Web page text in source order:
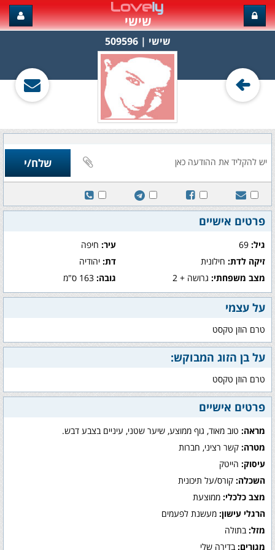
שישי
שישי‏ | 509596
פרטים אישיים
גיל: עיר:חיפה
זיקה לדת: חילונית דת:יהודיה
מצב משפחתי: גרושה + 2 גובה:163 ס"מ
על עצמי
טרם הוזן טקסט
על בן הזוג המבוקש:
טרם הוזן טקסט
פרטים אישיים
מראה: טוב מאוד, גוף ממוצע, שיער שטני, עיניים בצבע דבש.
מטרה: קשר רציני, חברות
עיסוק: הייטק
השכלה: קורס/על תיכונית
מצב כלכלי: ממוצעת
הרגלי עישון: מעשנת לפעמים
מזל: בתולה
מגורים: בדירה שלי